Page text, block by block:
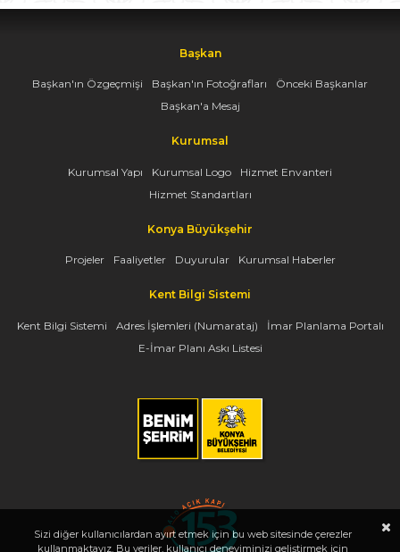
Başkan
Başkan'ın Özgeçmişi Başkan'ın Fotoğrafları
Önceki Başkanlar
Başkan'a Mesaj
Kurumsal
Kurumsal Yapı Kurumsal Logo
Hizmet Envanteri
Hizmet Standartları
Konya Büyükşehir
Projeler Faaliyetler Duyurular Kurumsal Haberler
Kent Bilgi Sistemi
Kent Bilgi Sistemi Adres İşlemleri (Numarataj)
İmar Planlama Portalı
E-İmar Planı Askı Listesi
Sizi diğer kullanıcılardan ayırt etmek için bu web sitesinde çerezler
kullanmaktayız. Bu veriler, kullanıcı deneyiminizi geliştirmek için